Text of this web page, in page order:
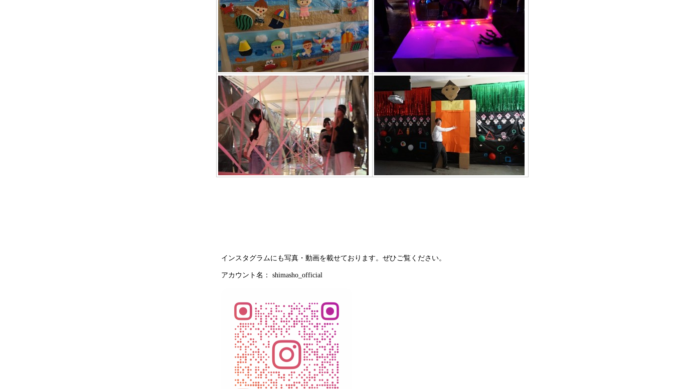
インスタグラムにも写真・動画を載せております。ぜひご覧ください。
アカウント名： shimasho_official